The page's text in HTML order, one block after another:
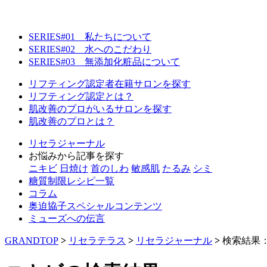
SERIES#01 私たちについて
SERIES#02 水へのこだわり
SERIES#03 無添加化粧品について
リフティング認定者在籍サロンを探す
リフティング認定とは？
肌改善のプロがいるサロンを探す
肌改善のプロとは？
リセラジャーナル
お悩みから記事を探す
ニキビ 日焼け 首のしわ 敏感肌 たるみ シミ
糖質制限レシピ一覧
コラム
奥迫協子スペシャルコンテンツ
ミューズへの伝言
GRANDTOP > リセラテラス > リセラジャーナル > 検索結果